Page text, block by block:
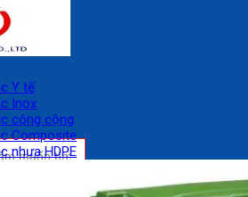
Y tế
Inox
công cộng
Composite
nhựa HDPE